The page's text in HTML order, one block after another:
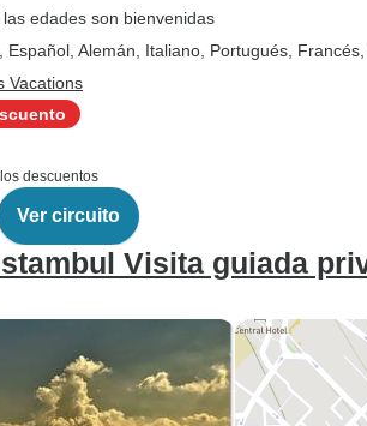
las edades son bienvenidas
Español, Alemán, Italiano, Portugués,
Vacations
descuentos
Ver circuito
Visita guiada